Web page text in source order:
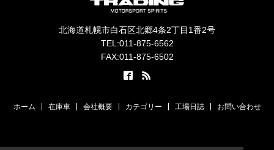
北海道札幌市白石区北郷4条2丁目1番2号
TEL:011-875-6562
FAX:011-875-6502
ホーム 在庫車 会社概要 カテゴリー 工場日誌 お問い合わせ